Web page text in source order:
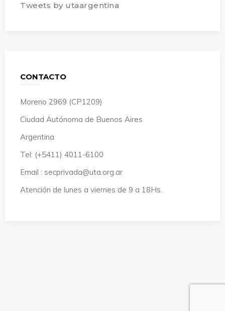
Tweets by utaargentina
CONTACTO
Moreno 2969 (CP1209)
Ciudad Autónoma de Buenos Aires
Argentina
Tel: (+5411) 4011-6100
Email : secprivada@uta.org.ar
Atención de lunes a viernes de 9 a 18Hs.